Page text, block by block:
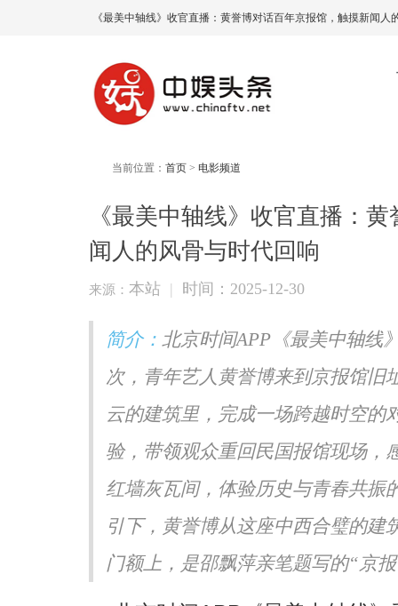
《最美中轴线》收官直播：黄誉博对话百年京报馆，触摸新闻
当前位置： 首页 > 电影频道
《最美中轴线》收官直播：
闻人的风骨与时代回响
来源： 本站 | 时间：2025-12-30
简介： 北京时间APP《最美中轴线
次，青年艺人黄誉博来到京报馆旧
云的建筑里，完成一场跨越时空的
验，带领观众重回民国报馆现场，
红墙灰瓦间，体验历史与青春共振
引下，黄誉博从这座中西合璧的
门额上，是邵飘萍亲笔题写的“京报
CMG第四届中国电视剧
《六姊妹》共话女性力量
“曜少年”亮相湖南卫视跨年演
毯首秀展青春活力